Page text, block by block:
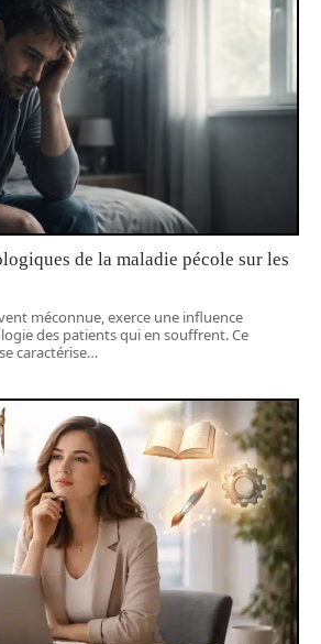
de la maladie pécole sur les
méconnue, exerce une influence
des patients qui en souffrent. Ce
caractérise…